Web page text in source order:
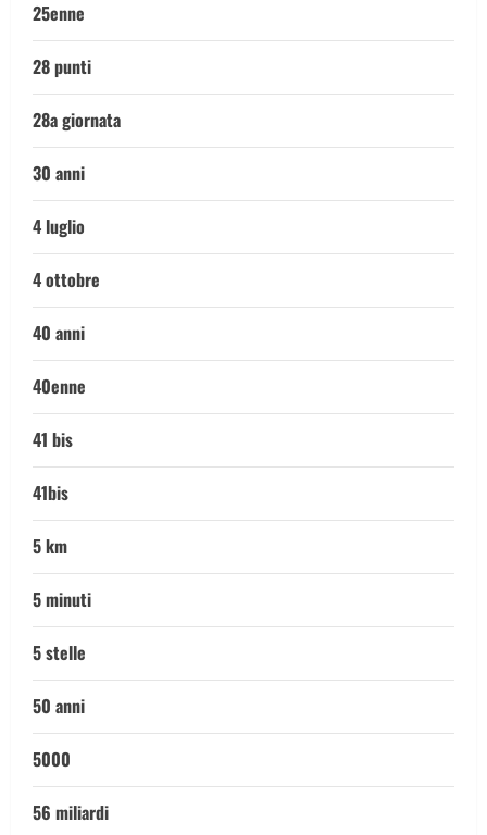
25enne
28 punti
28a giornata
30 anni
4 luglio
4 ottobre
40 anni
40enne
41 bis
41bis
5 km
5 minuti
5 stelle
50 anni
5000
56 miliardi